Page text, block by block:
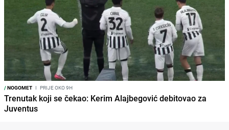
/NOGOMET I PRIJE OKO 9H
Trenutak koji se čekao: Kerim Alajbegović debitovao za
Juventus